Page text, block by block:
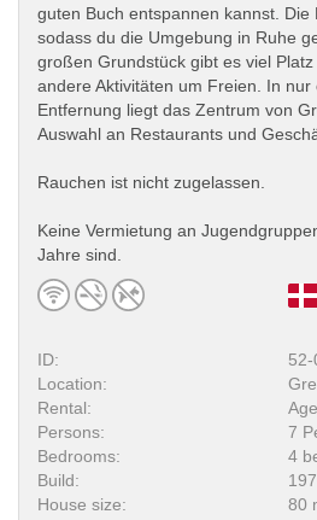
guten Buch entspannen kannst. Die
sodass du die Umgebung in Ruhe
großen Grundstück gibt es viel
andere Aktivitäten um Freien. In nur
Entfernung liegt das Zentrum von
Auswahl an Restaurants und
Rauchen ist nicht zugelassen.
Keine Vermietung an
Jahre sind.
ID:
52-
Location:
Rental:
Persons:
7
Bedrooms:
4
Build:
House size:
80